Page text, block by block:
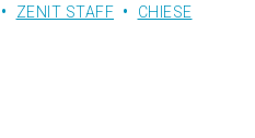
ZENIT STAFF
CHIESE